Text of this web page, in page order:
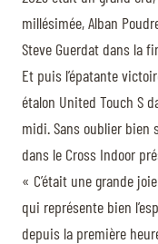
millésimée, Alban
Steve Guerdat dans la
Et puis l’épatante
étalon United Touch S
midi. Sans oublier bien
dans le Cross Indoor
« C’était une grande
qui représente bien
depuis la première